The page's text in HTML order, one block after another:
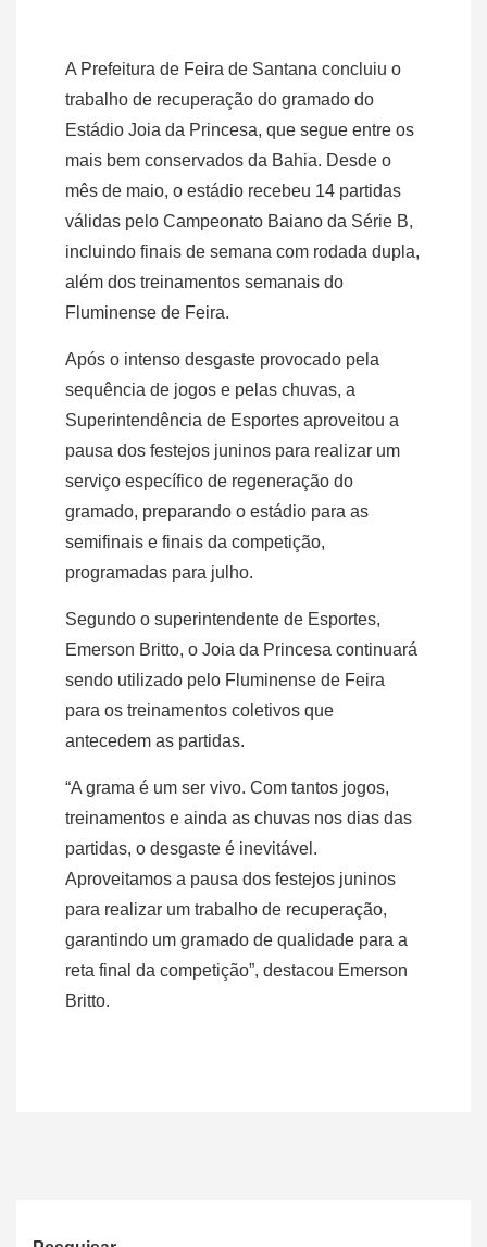
A Prefeitura de Feira de Santana concluiu o
trabalho de recuperação do gramado do
Estádio Joia da Princesa, que segue entre os
mais bem conservados da Bahia. Desde o
mês de maio, o estádio recebeu 14 partidas
válidas pelo Campeonato Baiano da Série B,
incluindo finais de semana com rodada dupla,
além dos treinamentos semanais do
Fluminense de Feira.
Após o intenso desgaste provocado pela
sequência de jogos e pelas chuvas, a
Superintendência de Esportes aproveitou a
pausa dos festejos juninos para realizar um
serviço específico de regeneração do
gramado, preparando o estádio para as
semifinais e finais da competição,
programadas para julho.
Segundo o superintendente de Esportes,
Emerson Britto, o Joia da Princesa continuará
sendo utilizado pelo Fluminense de Feira
para os treinamentos coletivos que
antecedem as partidas.
“A grama é um ser vivo. Com tantos jogos,
treinamentos e ainda as chuvas nos dias das
partidas, o desgaste é inevitável.
Aproveitamos a pausa dos festejos juninos
para realizar um trabalho de recuperação,
garantindo um gramado de qualidade para a
reta final da competição”, destacou Emerson
Britto.